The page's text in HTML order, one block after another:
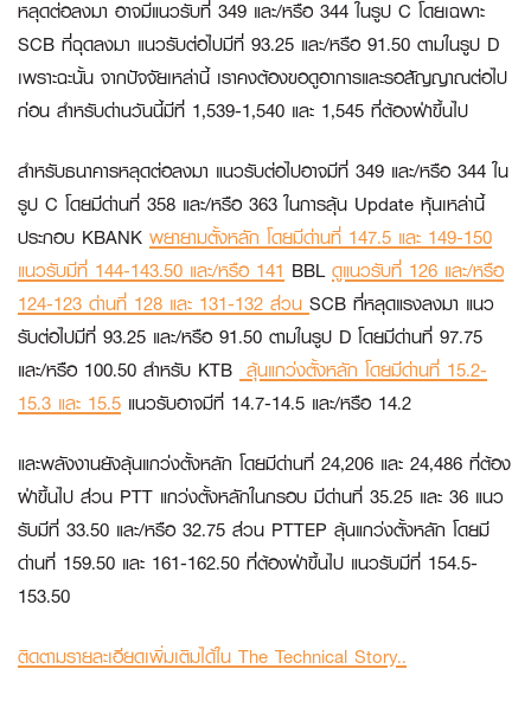
หลุดต่อลงมา อาจมีแนวรับที่ 349 และ/หรือ 344 ในรูป C โดยเฉพาะ
SCB ที่ฉุดลงมา แนวรับต่อไปมีที่ 93.25 และ/หรือ 91.50 ตามในรูป D
เพราะฉะนั้น จากปัจจัยเหล่านี้ เราคงต้องขอดูอาการและรอสัญญาณต่อไป
ก่อน สำหรับด่านวันนี้มีที่ 1,539-1,540 และ 1,545 ที่ต้องฝ่าขึ้นไป
สำหรับธนาคารหลุดต่อลงมา แนวรับต่อไปอาจมีที่ 349 และ/หรือ 344 ใน
รูป C โดยมีด่านที่ 358 และ/หรือ 363 ในการลุ้น Update หุ้นเหล่านี้
ประกอบ KBANK พยายามตั้งหลัก โดยมีด่านที่ 147.5 และ 149-150
แนวรับมีที่ 144-143.50 และ/หรือ 141 BBL ดูแนวรับที่ 126 และ/หรือ
124-123 ด่านที่ 128 และ 131-132 ส่วน SCB ที่หลุดแรงลงมา แนว
รับต่อไปมีที่ 93.25 และ/หรือ 91.50 ตามในรูป D โดยมีด่านที่ 97.75
และ/หรือ 100.50 สำหรับ KTB ลุ้นแกว่งตั้งหลัก โดยมีด่านที่ 15.2-
15.3 และ 15.5 แนวรับอาจมีที่ 14.7-14.5 และ/หรือ 14.2
และพลังงานยังลุ้นแกว่งตั้งหลัก โดยมีด่านที่ 24,206 และ 24,486 ที่ต้อง
ฝ่าขึ้นไป ส่วน PTT แกว่งตั้งหลักในกรอบ มีด่านที่ 35.25 และ 36 แนว
รับมีที่ 33.50 และ/หรือ 32.75 ส่วน PTTEP ลุ้นแกว่งตั้งหลัก โดยมี
ด่านที่ 159.50 และ 161-162.50 ที่ต้องฝ่าขึ้นไป แนวรับมีที่ 154.5-
153.50
ติดตามรายละเอียดเพิ่มเติมได้ใน The Technical Story..